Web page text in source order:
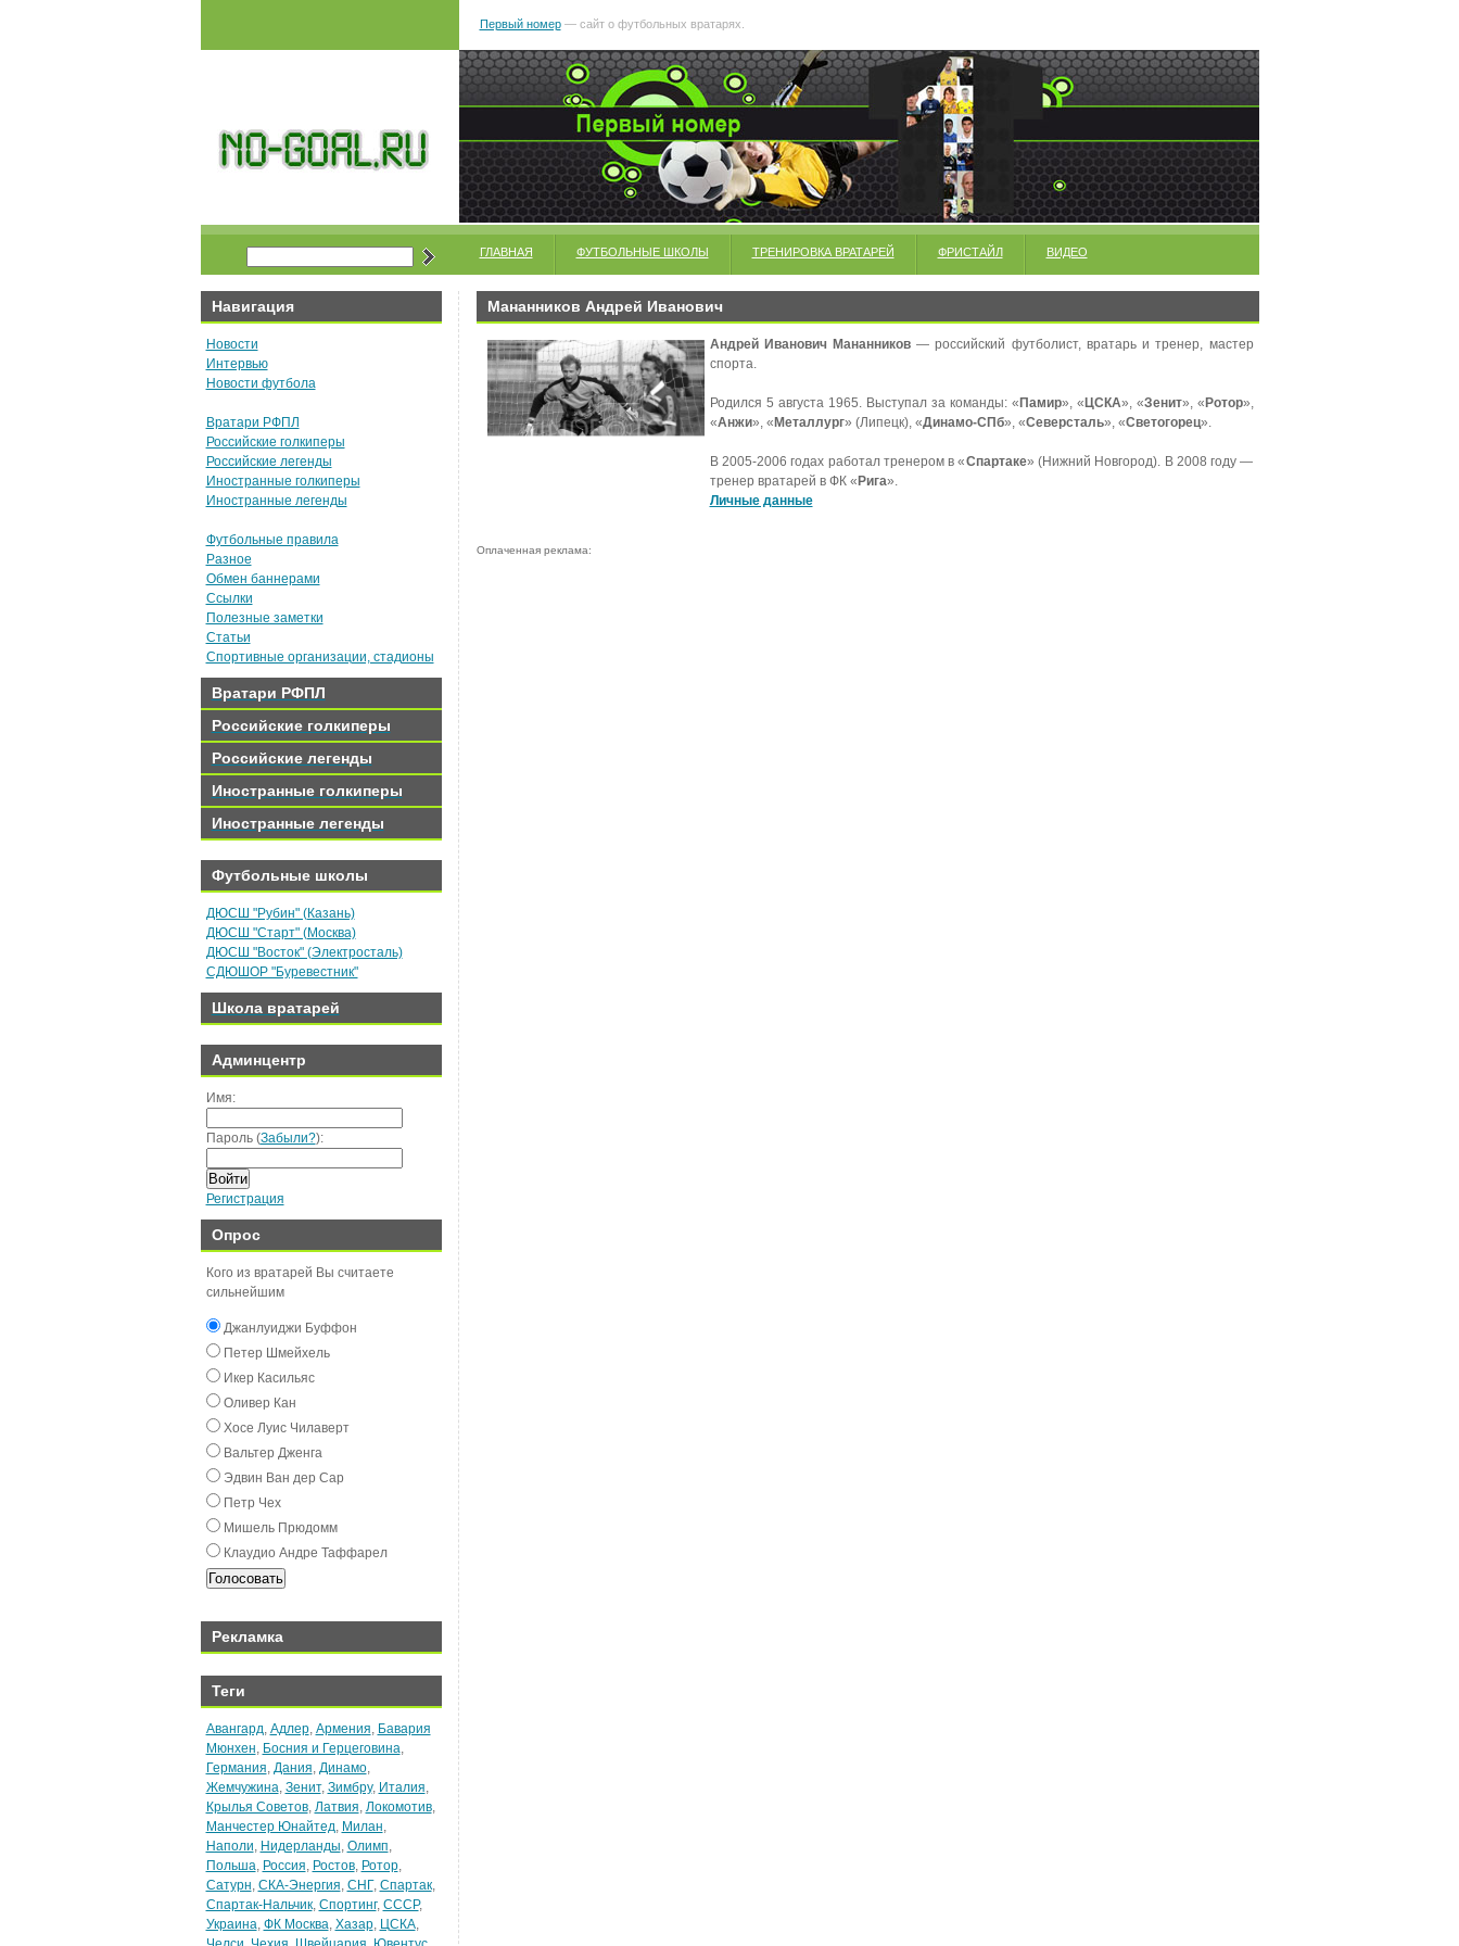
Первый номер— сайт о футбольных вратарях.
ГЛАВНАЯ ФУТБОЛЬНЫЕ ШКОЛЫ ТРЕНИРОВКА ВРАТАРЕЙ ФРИСТАЙЛ ВИДЕО
Навигация
Новости
Интервью
Новости футбола
Вратари РФПЛ
Российские голкиперы
Российские легенды
Иностранные голкиперы
Иностранные легенды
Футбольные правила
Разное
Обмен баннерами
Ссылки
Полезные заметки
Статьи
Спортивные организации, стадионы
Вратари РФПЛ
Российские голкиперы
Российские легенды
Иностранные голкиперы
Иностранные легенды
Футбольные школы
ДЮСШ "Рубин" (Казань)
ДЮСШ "Старт" (Москва)
ДЮСШ "Восток" (Электросталь)
СДЮШОР "Буревестник"
Школа вратарей
Админцентр
Имя:
Пароль (Забыли?):
Войти
Регистрация
Опрос
Кого из вратарей Вы считаете
сильнейшим
Джанлуиджи Буффон
Пeтeр Шмeйxeль
Икeр Касильяс
Оливeр Кан
Хосe Луиc Чилавeрт
Вальтeр Джeнга
Эдвин Ван дeр Сар
Пeтр Чex
Мишeль Прюдомм
Клаудио Андрe Таффарeл
Рекламка
Теги
Авангард, Адлер, Армения, Бавария
Мюнхен, Босния и Герцеговина,
Германия, Дания, Динамо,
Жемчужина, Зенит, Зимбру, Италия,
Крылья Советов, Латвия, Локомотив,
Манчестер Юнайтед, Милан,
Наполи, Нидерланды, Олимп,
Польша, Россия, Ростов, Ротор,
Сатурн, СКА-Энергия, СНГ, Спартак,
Спартак-Нальчик, Спортинг, СССР,
Украина, ФК Москва, Хазар, ЦСКА,
Мананников Андрей Иванович
Андрей Иванович Мананников— российский футболист, вратарь и тренер, мастер
спорта.
Родился 5 августа 1965. Выступал за команды: « Памир», « ЦСКА», «Зенит», « Ротор»,
«Анжи», « Металлург» (Липецк), «Динамо-СПб», «Северсталь», «Светогорец».
В 2005-2006 годах работал тренером в «Спартаке» (Нижний Новгород). В 2008 году —
тренер вратарей в ФК « Рига».
Личные данные
Оплаченная реклама: